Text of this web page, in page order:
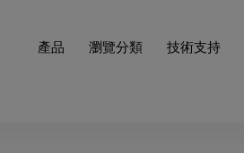
產品 瀏覽分類 技術支持